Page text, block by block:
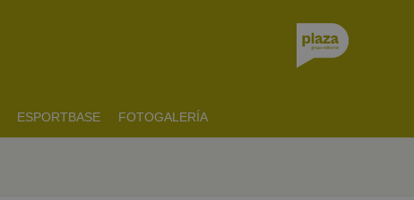
ESPORTBASE FOTOGALERÍA